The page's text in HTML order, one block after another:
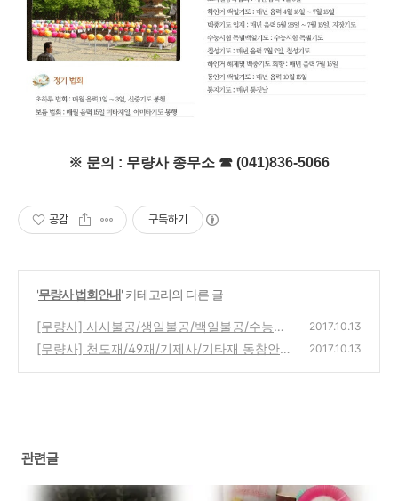
※ 문의 : 무량사 종무소 ☎ (041)836-5066
공감 구독하기
'무량사 법회안내' 카테고리의 다른 글
[무량사] 사시불공/생일불공/백일불공/수능불
공 불공기도안내
(0)
2017.10.13
[무량사] 천도재/49재/기제사/기타재 동참안
2017.10.13
관련글